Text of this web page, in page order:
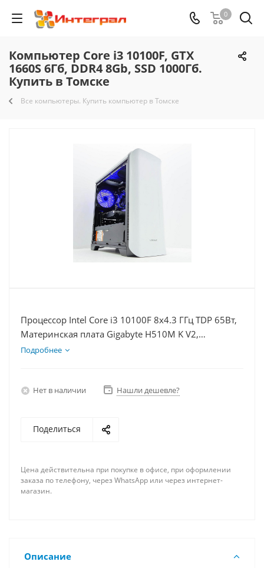
0
Компьютер Core i3 10100F, GTX
1660S 6Гб, DDR4 8Gb, SSD 1000Гб.
Купить в Томске
Все компьютеры. Купить компьютер в Томске
Процессор Intel Core i3 10100F 8x4.3 ГГц TDP 65Вт,
Материнская плата Gigabyte H510M K V2,
Видеокарта GTX 1660S 6Гб, Память DDR4 8Gb,
Подробнее
Нет в наличии Нашли дешевле?
Поделиться
Цена действительна при покупке в офисе, при оформлении
заказа по телефону, через WhatsApp или через интернет-
магазин.
Описание